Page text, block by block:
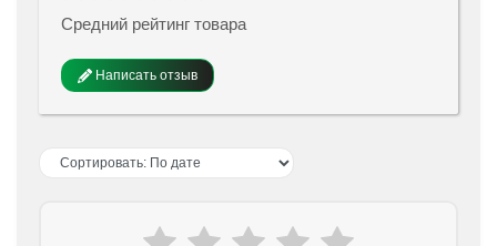
Средний рейтинг товара
Написать отзыв